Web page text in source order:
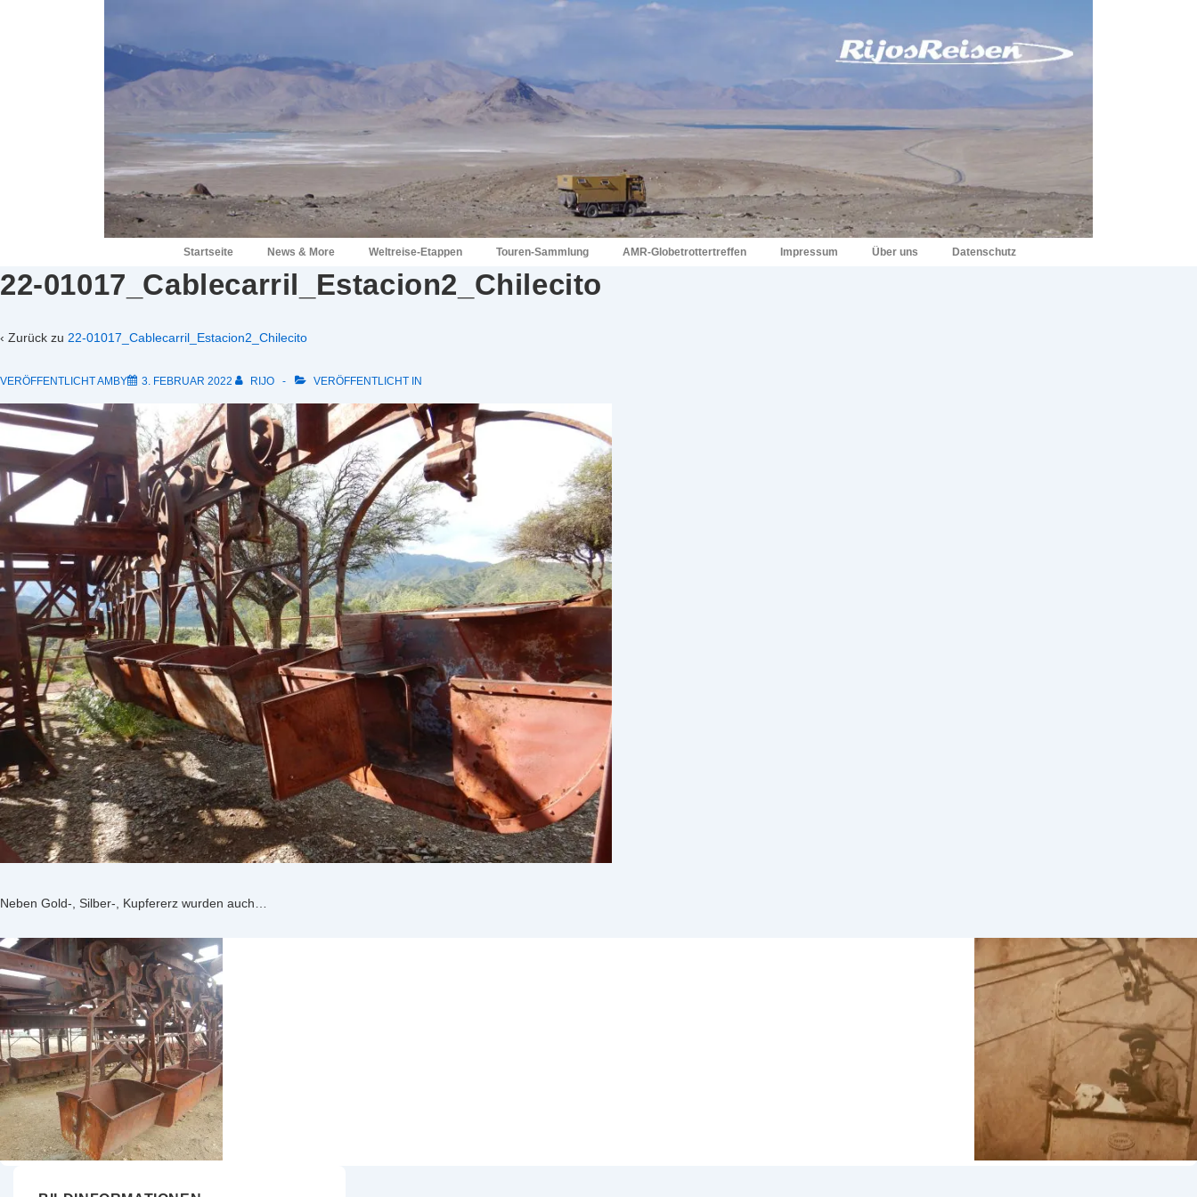
Hauptnavigation
Startseite News & More Weltreise-Etappen Touren-Sammlung AMR-Globetrottertreffen Impressum Über uns Datenschutz
22-01017_Cablecarril_Estacion2_Chilecito
‹ Zurück zu 22-01017_Cablecarril_Estacion2_Chilecito
VERÖFFENTLICHT AMBY 3. FEBRUAR 2022 RIJO VERÖFFENTLICHT IN
Neben Gold-, Silber-, Kupfererz wurden auch…